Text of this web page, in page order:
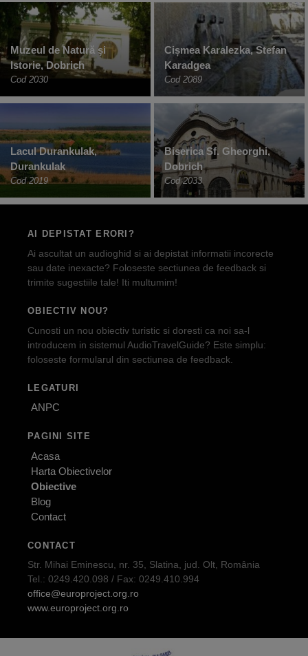
Muzeul de Natură şi
Istorie, Dobrich
Cod 2030
Cișmea Karalezka, Stefan
Karadgea
Cod 2089
Lacul Durankulak,
Durankulak
Cod 2019
Biserica Sf. Gheorghi,
Dobrich
Cod 2033
AI DEPISTAT ERORI?
Ai ascultat un audioghid si ai depistat informatii incorecte
sau date inexacte? Foloseste sectiunea de feedback si
trimite sugestiile tale! Iti multumim!
OBIECTIV NOU?
Cunosti un nou obiectiv turistic si doresti ca noi sa-l
introducem in sistemul AudioTravelGuide? Este simplu:
foloseste formularul din sectiunea de feedback.
LEGATURI
ANPC
PAGINI SITE
Acasa
Harta Obiectivelor
Obiective
Blog
Contact
CONTACT
Str. Mihai Eminescu, nr. 35, Slatina, jud. Olt, România
Tel.: 0249.420.098 / Fax: 0249.410.994
office@europroject.org.ro
www.europroject.org.ro